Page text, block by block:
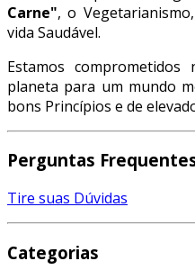
Carne", o
vida Saudável.
Estamos
planeta para um mundo
bons Princípios e de
Perguntas
Tire suas Dúvidas
Categorias